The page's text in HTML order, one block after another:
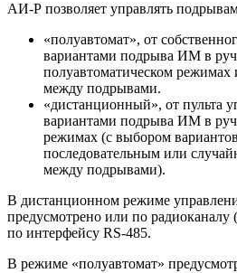
АИ-Р позволяет управлять
«полуавтомат», от
вариантами подрыва ИМ в
полуавтоматическом режимах
между подрывами.
«дистанционный», от пульта
вариантами подрыва ИМ в
режимах (с выбором
последовательным или
между подрывами).
В дистанционном режиме
предусмотрено или по
по интерфейсу RS-485.
В режиме «полуавтомат»